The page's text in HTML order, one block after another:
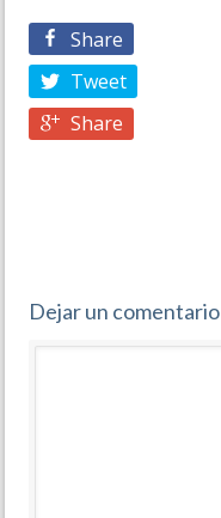
Share
Tweet
Share
Dejar un comentario